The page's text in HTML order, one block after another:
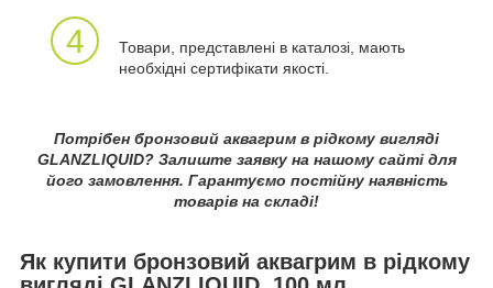
4
Товари, представлені в каталозі, мають
необхідні сертифікати якості.
Потрібен бронзовий аквагрим в рідкому вигляді
GLANZLIQUID? Залиште заявку на нашому сайті для
його замовлення. Гарантуємо постійну наявність
товарів на складі!
Як купити бронзовий аквагрим в рідкому